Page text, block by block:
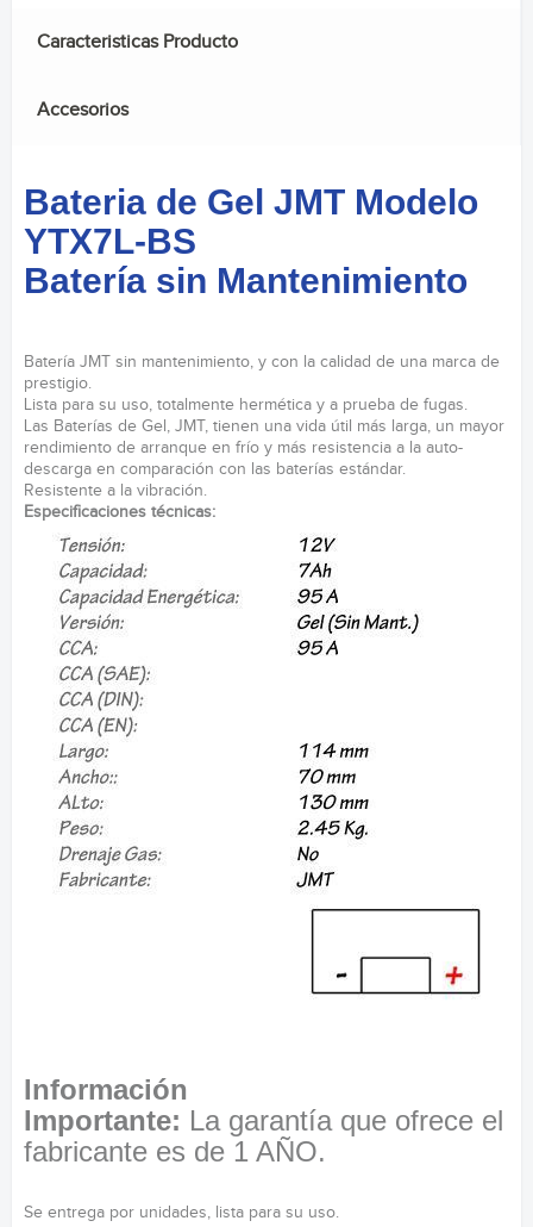
Caracteristicas Producto
Accesorios
Bateria de Gel JMT Modelo
YTX7L-BS
Batería sin Mantenimiento
Batería JMT sin mantenimiento, y con la calidad de una marca de
prestigio.
Lista para su uso, totalmente hermética y a prueba de fugas.
Las Baterías de Gel, JMT, tienen una vida útil más larga, un mayor
rendimiento de arranque en frío y más resistencia a la auto-
descarga en comparación con las baterías estándar.
Resistente a la vibración.
Especificaciones técnicas:
Información
Importante: La garantía que ofrece el
fabricante es de 1 AÑO.
Se entrega por unidades, lista para su uso.